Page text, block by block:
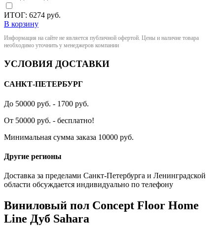
ИТОГ: 6274 руб.
В корзину
Информация на сайте не является публичной офертой. Цены и наличие товара
необходимо уточнить у менеджеров компании
УСЛОВИЯ ДОСТАВКИ
САНКТ-ПЕТЕРБУРГ
До 50000 руб. - 1700 руб.
От 50000 руб. - бесплатно!
Минимальная сумма заказа 10000 руб.
Другие регионы
Доставка за пределами Санкт-Петербурга и Ленинградской
области обсуждается индивидуально по телефону
Виниловый пол Concept Floor Home
Line Дуб Sahara